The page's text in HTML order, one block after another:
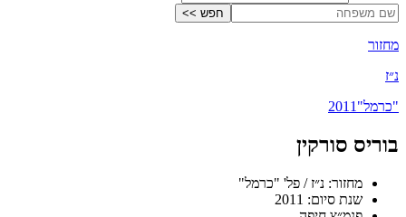
מחזור
נ״ז
"כרמל"2011
בוריס סורקין
מחזור: נ״ז / פל' "כרמל"
שנת סיום: 2011